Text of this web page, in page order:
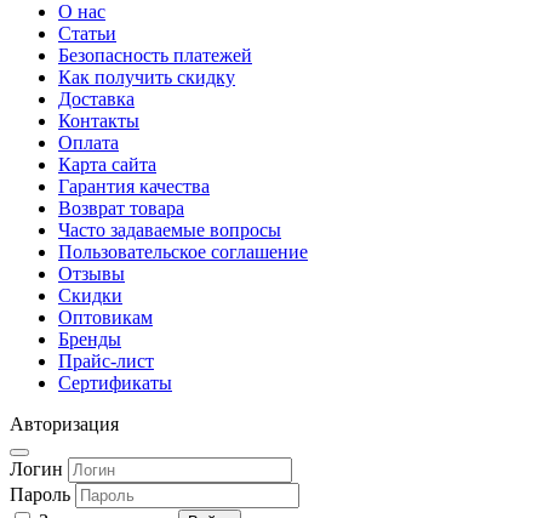
О нас
Статьи
Безопасность платежей
Как получить скидку
Доставка
Контакты
Оплата
Карта сайта
Гарантия качества
Возврат товара
Часто задаваемые вопросы
Пользовательское соглашение
Отзывы
Скидки
Оптовикам
Бренды
Прайс-лист
Сертификаты
Авторизация
Логин
Пароль